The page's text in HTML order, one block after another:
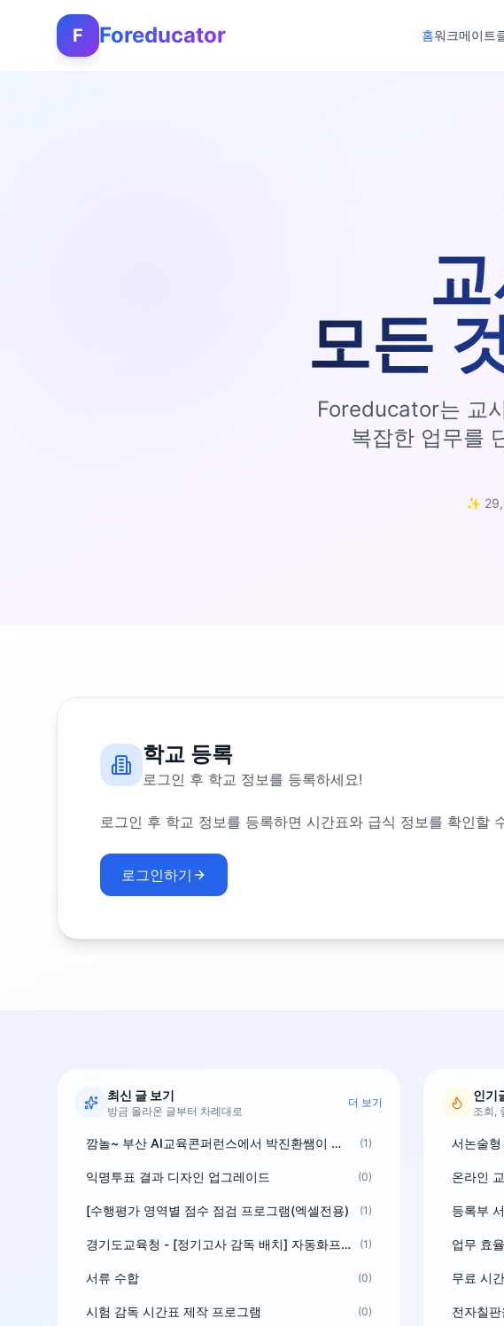
F Foreducator 홈워크메이트
모든
Foreducator는 교
복잡한 업무를
✨
학교 등록
로그인 후 학교 정보를 등록하세요!
로그인 후 학교 정보를 등록하면 시간표와 급식 정보를 확인할
로그인하기
최신 글 보기
방금 올라온 글부터 차례대로
더 보기
깜놀~ 부산 AI교육콘퍼런스에서 박진환쌤이 상받으려 나오셨네요~ ^^ (1)
익명투표 결과 디자인 업그레이드 (0)
[수행평가 영역별 점수 점검 프로그램(엑셀전용) (1)
경기도교육청 - [정기고사 감독 배치] 자동화프로그램 보급 (1)
서류 수합 (0)
시험 감독 시간표 제작 프로그램 (0)
인기
조회,
서논술
온라인
등록부
업무 효
무료 시
전자칠